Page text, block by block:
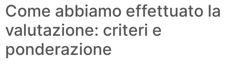
Come abbiamo effettuato la
valutazione: criteri e
ponderazione